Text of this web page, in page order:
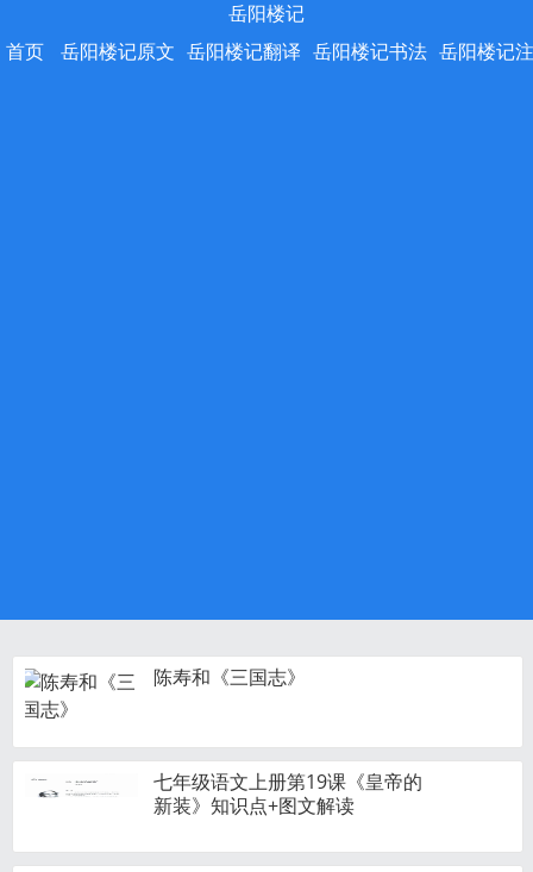
岳阳楼记
首页
岳阳楼记原文 岳阳楼记翻译 岳阳楼记书法 岳阳楼记
陈寿和《三国志》
七年级语文上册第19课《皇帝的
新装》知识点+图文解读